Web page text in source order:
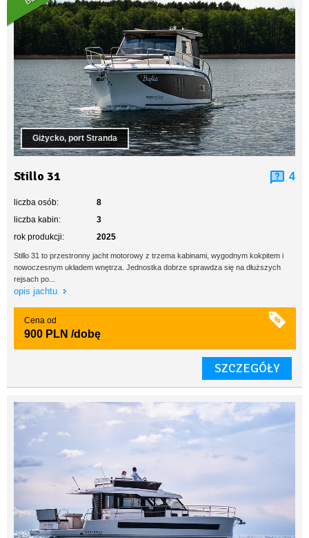
Giżycko, port Stranda
Stillo 31 4
liczba osób:
8
liczba kabin:
3
rok produkcji:
2025
Stillo 31 to przestronny jacht motorowy z trzema kabinami, wygodnym kokpitem i
nowoczesnym układem wnętrza. Jednostka dobrze sprawdza się na dłuższych
rejsach po...
opis jachtu
Cena od
900 PLN /dobę
SZCZEGÓŁY